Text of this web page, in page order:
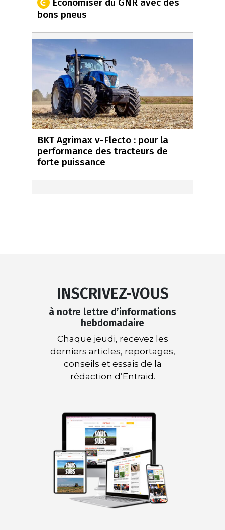
bons pneus
BKT Agrimax v-Flecto : pour la
performance des tracteurs de
forte puissance
INSCRIVEZ-VOUS
à notre lettre d’informations
hebdomadaire
Chaque jeudi, recevez les
derniers articles, reportages,
conseils et essais de la
rédaction d’Entraid.